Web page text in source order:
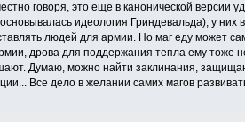
говоря, это еще в канонической версии
идеология Гриндевальда), у
людей для армии. Но маг еду может
дрова для поддержания тепла ему тоже
Думаю, можно найти заклинания,
Все дело в желании самих магов